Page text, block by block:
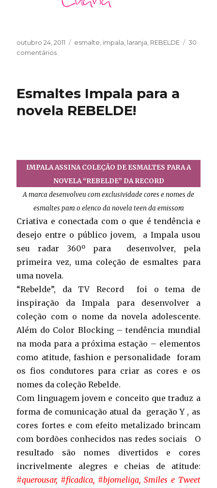
Publicado
em
outubro 24, 2011 Categorias
esmalte, impala, laranja, REBELDE
30
comentáriosem
Esmaltes Impala para a
novela REBELDE!
IMPALA ASSINA COLEÇÃO DE ESMALTES PARA A
NOVELA “REBELDE” DA RECORD
A marca desenvolveu com exclusividade cores e nomes de
esmaltes para o elenco da novela teen da emissora
Criativa e conectada com o que é tendência e
desejo entre o público jovem,
a Impala usou
seu radar 360º para
desenvolver, pela
primeira vez, uma coleção de esmaltes para
uma novela.
“Rebelde”, da TV Record
foi o tema de
inspiração da Impala para desenvolver a
coleção com o nome da novela adolescente.
Além do Color Blocking – tendência mundial
na moda para a próxima estação – elementos
como atitude, fashion e personalidade
foram
os fios condutores para criar as cores e os
nomes da coleção Rebelde.
Com linguagem jovem e conceito que traduz a
forma de comunicação atual da
geração Y , as
cores fortes e com efeito metalizado brincam
com bordões conhecidos nas redes sociais
O
resultado são nomes divertidos e cores
incrivelmente alegres e cheias de atitude:
#querousar, #ficadica, #bjomeliga, Smiles e Tweet